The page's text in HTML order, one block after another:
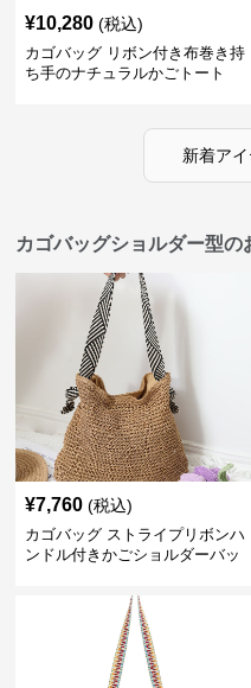
¥10,280 (税込)
カゴバッグ リボン付き布巻き持
ち手のナチュラルかごトート
新着ア
カゴバッグショルダー型の
¥7,760 (税込)
カゴバッグ ストライプリボンハ
ンドル付きかごショルダーバッ